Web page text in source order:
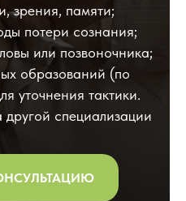
зрения, памяти;
потери сознания;
или позвоночника;
образований (по
уточнения тактики.
специализации